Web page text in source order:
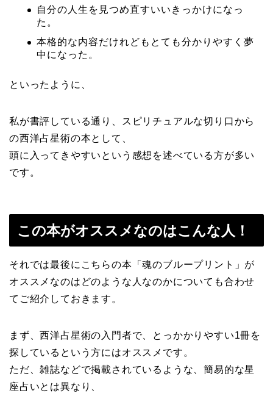
自分の人生を見つめ直すいいきっかけになっ
た。
本格的な内容だけれどもとても分かりやすく夢
中になった。
といったように、
私が書評している通り、スピリチュアルな切り口から
の西洋占星術の本として、
頭に入ってきやすいという感想を述べている方が多い
です。
この本がオススメなのはこんな人！
それでは最後にこちらの本「魂のブループリント」が
オススメなのはどのような人なのかについても合わせ
てご紹介しておきます。
まず、西洋占星術の入門者で、とっかかりやすい1冊を
探しているという方にはオススメです。
ただ、雑誌などで掲載されているような、簡易的な星
座占いとは異なり、